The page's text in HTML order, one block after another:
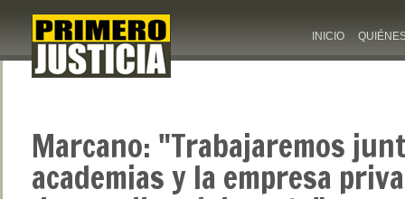
INICIO
Marcano: "Trabajaremos
academias y la empresa